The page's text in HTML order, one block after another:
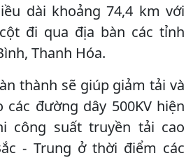
dài khoảng 74,4 km với
đi qua địa bàn các tỉnh
Thanh Hóa.
thành sẽ giúp giảm tải và
đường dây 500KV hiện
công suất truyền tải cao
- Trung ở thời điểm các